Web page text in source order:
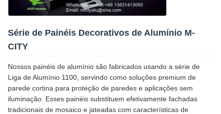
Série de Painéis Decorativos de Alumínio M-
CITY
Nossos painéis de alumínio são fabricados usando a série de
Liga de Alumínio 1100, servindo como soluções premium de
parede cortina para proteção de paredes e aplicações sem
iluminação. Esses painéis substituem efetivamente fachadas
tradicionais de mosaico e jateadas com características de